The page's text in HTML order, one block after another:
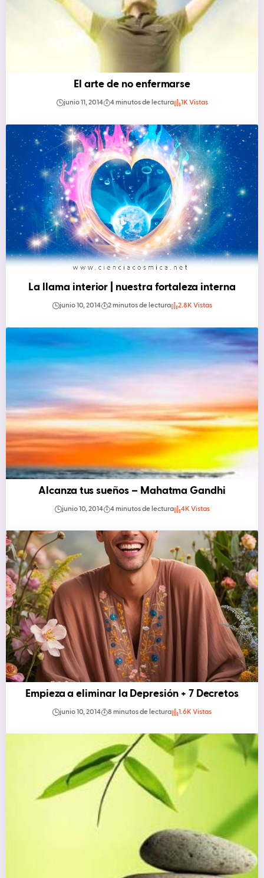
El arte de no enfermarse
junio 11, 2014 4 minutos de lectura 1K Vistas
La llama interior | nuestra fortaleza interna
junio 10, 2014 2 minutos de lectura 2.8K Vistas
Alcanza tus sueños – Mahatma Gandhi
junio 10, 2014 4 minutos de lectura 4K Vistas
Empieza a eliminar la Depresión + 7 Decretos
junio 10, 2014 8 minutos de lectura 1.6K Vistas